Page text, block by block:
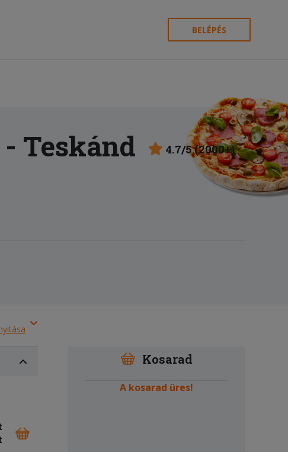
BELÉPÉS
- Teskánd 4.7/5 (2000+)
Kosarad
A kosarad üres!